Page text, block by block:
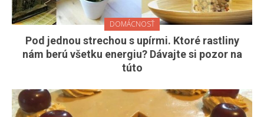
DOMÁCNOSŤ
Pod jednou strechou s upírmi. Ktoré rastliny
nám berú všetku energiu? Dávajte si pozor na
túto